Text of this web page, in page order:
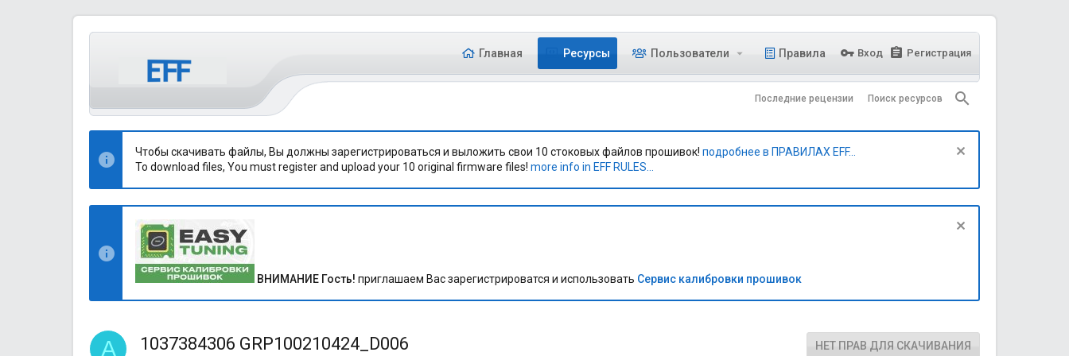
Главная Ресурсы Пользователи Правила Вход Регистрация
Последние рецензии Поиск ресурсов
Чтобы скачивать файлы, Вы должны зарегистрироваться и выложить свои 10 стоковых файлов прошивок! подробнее в ПРАВИЛАХ EFF...
To download files, You must register and upload your 10 original firmware files! more info in EFF RULES...
ВНИМАНИЕ Гость! приглашаем Вас зарегистрироватся и использовать Сервис калибровки прошивок
A 1037384306 GRP100210424_D006 НЕТ ПРАВ ДЛЯ СКАЧИВАНИЯ